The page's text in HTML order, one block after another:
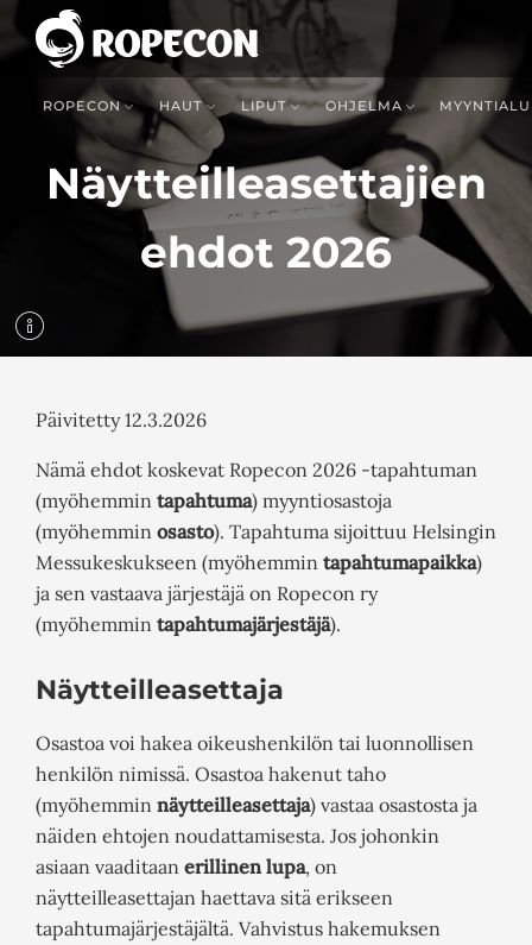
ROPECON HAUT LIPUT OHJELMA
Näytteilleasettajien
ehdot 2026
Päivitetty 12.3.2026
Nämä ehdot koskevat Ropecon 2026 -tapahtuman
(myöhemmin tapahtuma) myyntiosastoja
(myöhemmin osasto). Tapahtuma sijoittuu Helsingin
Messukeskukseen (myöhemmin tapahtumapaikka)
ja sen vastaava järjestäjä on Ropecon ry
(myöhemmin tapahtumajärjestäjä).
Näytteilleasettaja
Osastoa voi hakea oikeushenkilön tai luonnollisen
henkilön nimissä. Osastoa hakenut taho
(myöhemmin näytteilleasettaja) vastaa osastosta ja
näiden ehtojen noudattamisesta. Jos johonkin
asiaan vaaditaan erillinen lupa, on
näytteilleasettajan haettava sitä erikseen
tapahtumajärjestäjältä. Vahvistus hakemuksen